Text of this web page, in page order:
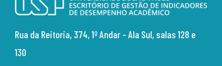
Rua da Reitoria, 374,1º Andar – Ala Sul, salas 128 e
130